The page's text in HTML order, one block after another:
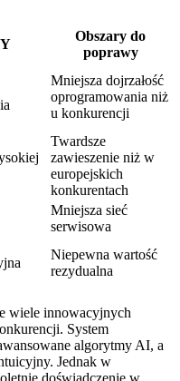
Obszary do
poprawy
Mniejsza dojrzałość
oprogramowania niż
u konkurencji
Twardsze
zawieszenie niż w
europejskich
konkurentach
Mniejsza sieć
serwisowa
Niepewna wartość
rezydualna
wiele innowacyjnych
System
algorytmy AI, a
Jednak w